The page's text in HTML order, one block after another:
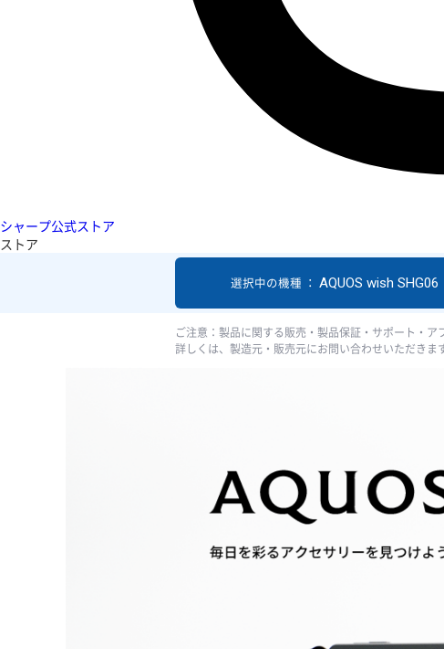
シャープ公式ストア
ストア
選択中の機種 ： AQUOS wish SHG06
ご注意：製品に関する販売・製品保証・サポート・
詳しくは、製造元・販売元にお問い合わせいただきま